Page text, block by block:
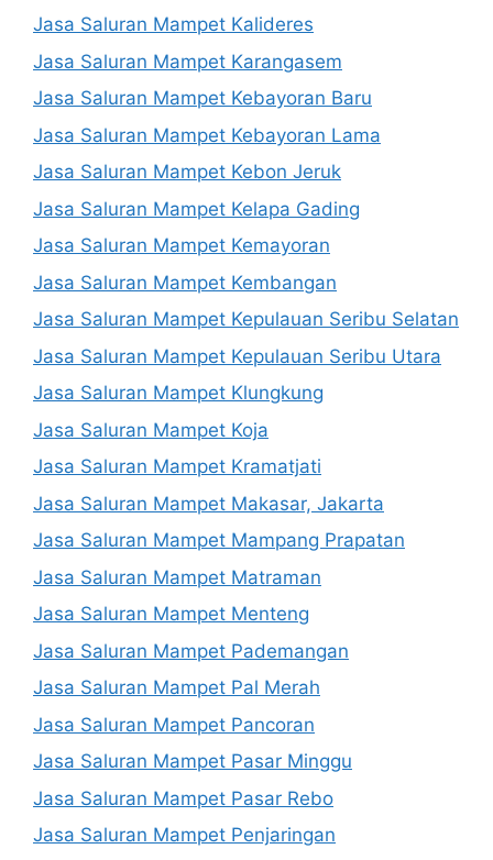
Jasa Saluran Mampet Kalideres
Jasa Saluran Mampet Karangasem
Jasa Saluran Mampet Kebayoran Baru
Jasa Saluran Mampet Kebayoran Lama
Jasa Saluran Mampet Kebon Jeruk
Jasa Saluran Mampet Kelapa Gading
Jasa Saluran Mampet Kemayoran
Jasa Saluran Mampet Kembangan
Jasa Saluran Mampet Kepulauan Seribu Selatan
Jasa Saluran Mampet Kepulauan Seribu Utara
Jasa Saluran Mampet Klungkung
Jasa Saluran Mampet Koja
Jasa Saluran Mampet Kramatjati
Jasa Saluran Mampet Makasar, Jakarta
Jasa Saluran Mampet Mampang Prapatan
Jasa Saluran Mampet Matraman
Jasa Saluran Mampet Menteng
Jasa Saluran Mampet Pademangan
Jasa Saluran Mampet Pal Merah
Jasa Saluran Mampet Pancoran
Jasa Saluran Mampet Pasar Minggu
Jasa Saluran Mampet Pasar Rebo
Jasa Saluran Mampet Penjaringan